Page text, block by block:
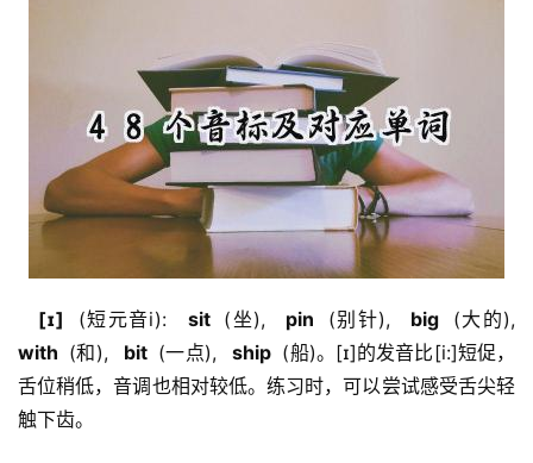
  [ɪ]
(短元音i):
  sit
(坐),
  pin
(别针),
  big
with (和),
  bit
(一点),
  ship
(船)。[ɪ]的发音比[i:]短促，
舌位稍低，音调也相对较低。练习时，可以尝试感受舌尖轻
触下齿。